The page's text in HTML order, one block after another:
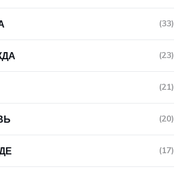
(33)
(23)
(21)
(20)
(17)